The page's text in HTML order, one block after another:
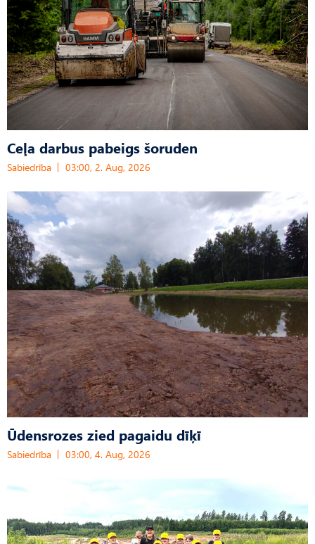
Ceļa darbus pabeigs šoruden
Sabiedrība 03:00, 2. Aug, 2026
Ūdensrozes zied pagaidu dīķī
Sabiedrība 03:00, 4. Aug, 2026